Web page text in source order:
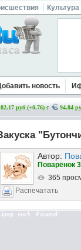
Культура
новость
82.17 руб (+0.76) 94.84
Автор:
Поварёнок
365
Распечатать